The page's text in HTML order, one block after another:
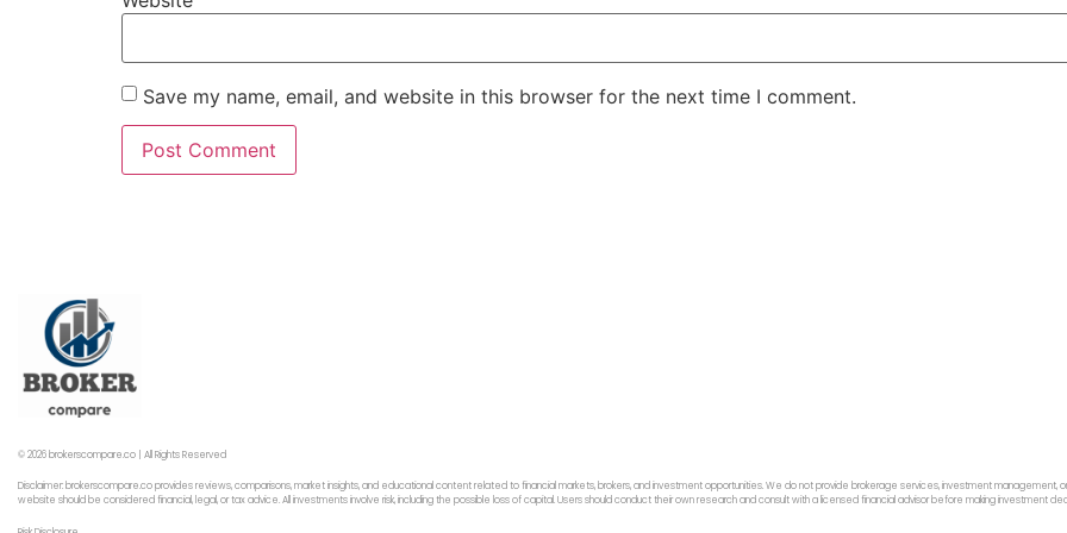
Save my name, email, and website in this browser for the next time I comment.
© 2026 brokerscompare.co | All Rights Reserved
Disclaimer: brokerscompare.co provides reviews, comparisons, market insights, and educational content related to financial markets, brokers, and investment opportunities. We do not provide brokerage services, investment management,
website should be considered financial, legal, or tax advice. All investments involve risk, including the possible loss of capital. Users should conduct their own research and consult with a licensed financial advisor before making investment